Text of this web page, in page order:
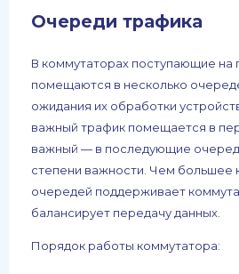
Очереди трафика
В коммутаторах поступающие на
помещаются в несколько
ожидания их обработки
важный трафик помещается в
важный — в последующие
степени важности. Чем большее
очередей поддерживает
балансирует передачу данных.
Порядок работы коммутатора: